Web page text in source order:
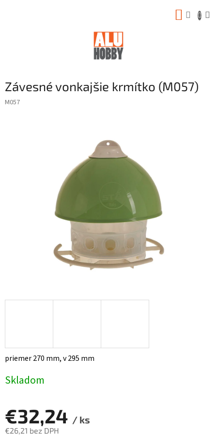
Závesné vonkajšie krmítko (M057)
M057
priemer 270 mm, v 295 mm
Skladom
€32,24 / ks
€26,21 bez DPH